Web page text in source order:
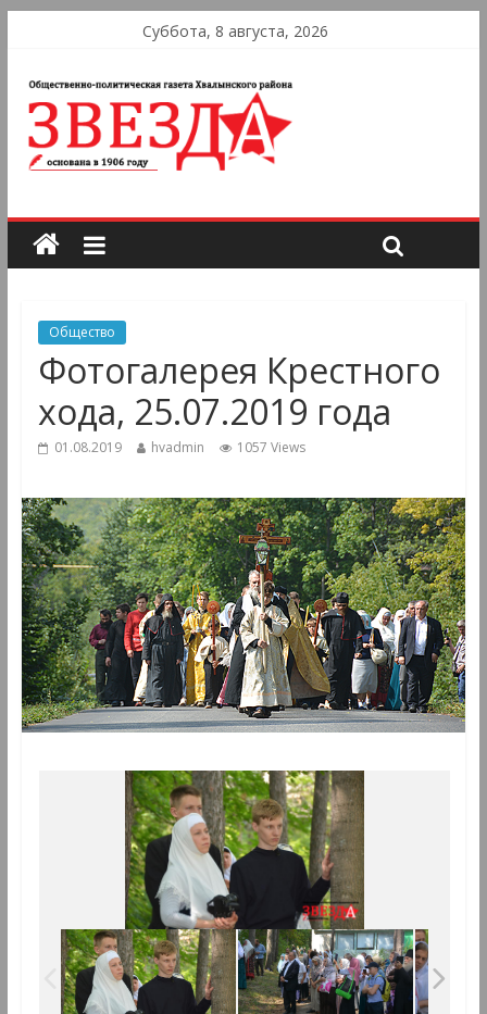
Суббота, 8 августа, 2026
Общество
Фотогалерея Крестного
хода, 25.07.2019 года
01.08.2019 hvadmin 1057 Views